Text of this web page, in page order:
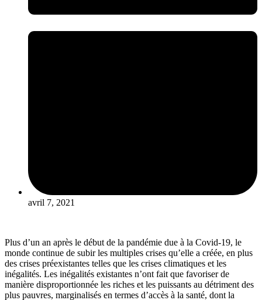
avril 7, 2021
Plus d’un an après le début de la pandémie due à la Covid-19, le
monde continue de subir les multiples crises qu’elle a créée, en plus
des crises préexistantes telles que les crises climatiques et les
inégalités. Les inégalités existantes n’ont fait que favoriser de
manière disproportionnée les riches et les puissants au détriment des
plus pauvres, marginalisés en termes d’accès à la santé, dont la